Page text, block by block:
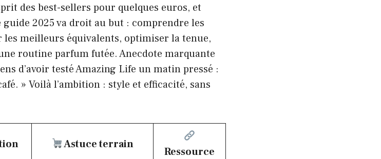
des best-sellers pour quelques euros, et
2025 va droit au but : comprendre les
les meilleurs équivalents, optimiser la tenue,
routine parfum futée. Anecdote marquante
d’avoir testé Amazing Life un matin pressé :
» Voilà l’ambition : style et efficacité, sans
Astuce terrain
Ressource